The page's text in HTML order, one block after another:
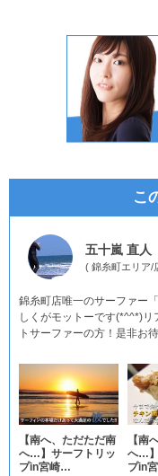
こ
五十嵐 直人
( 錦糸町エリア/
錦糸町店唯一のサーファー
しくがモットーです(*^^*)
トサーファーの方！是非お
【南へ、ただただ南
へ…】サーフトリッ
プin宮崎…
【南
へ…
プin